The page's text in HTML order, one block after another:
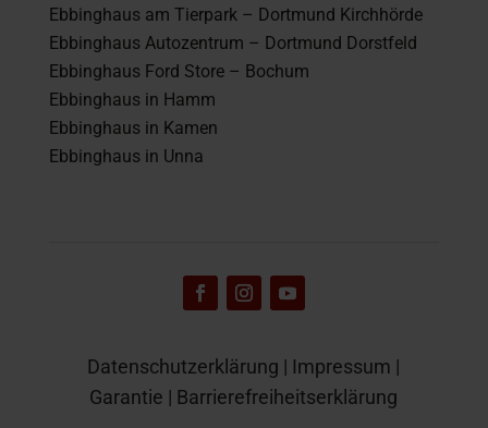
Ebbinghaus am Tierpark – Dortmund Kirchhörde
Ebbinghaus Autozentrum – Dortmund Dorstfeld
Ebbinghaus Ford Store – Bochum
Ebbinghaus in Hamm
Ebbinghaus in Kamen
Ebbinghaus in Unna
Datenschutzerklärung | Impressum |
Garantie | Barrierefreiheitserklärung